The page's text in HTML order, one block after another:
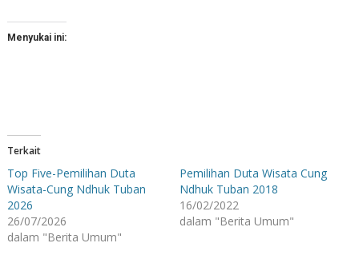
Menyukai ini:
Terkait
Top Five-Pemilihan Duta
Wisata-Cung Ndhuk Tuban
2026
26/07/2026
dalam "Berita Umum"
Pemilihan Duta Wisata Cung
Ndhuk Tuban 2018
16/02/2022
dalam "Berita Umum"